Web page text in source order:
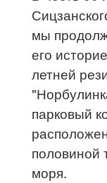
мы
его
летней
парковый
половиной
моря.